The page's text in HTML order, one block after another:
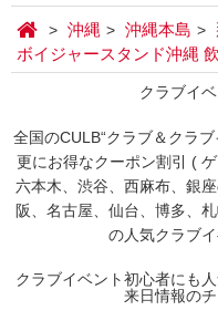
沖縄 沖縄本島
ボイジャースタンド沖縄
クラブイ
全国のCULB“クラブ＆クラ
更にお得なクーポン割引 (
六本木、渋谷、西麻布、銀
阪、名古屋、仙台、博多、
の人気クラブ
クラブイベント初心者にも
来日情報の